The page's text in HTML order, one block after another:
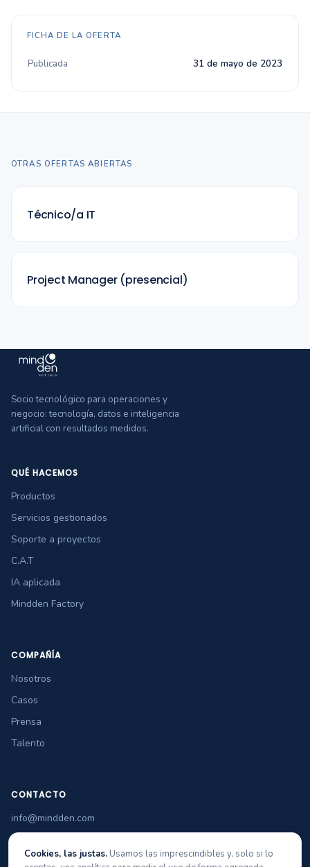
FICHA DE LA OFERTA
Publicada 31 de mayo de 2023
OTRAS OFERTAS ABIERTAS
Técnico/a IT
Project Manager (presencial)
Socio tecnológico para operaciones y
negocio: tecnología, datos e inteligencia
artificial con resultados medidos.
QUÉ HACEMOS
Productos
Servicios gestionados
Soporte a proyectos
C.A.T
IA aplicada
Mindden Factory
COMPAÑÍA
Nosotros
Casos
Prensa
Talento
CONTACTO
info@mindden.com
+34 965 349 770
Cookies, las justas. Usamos las imprescindibles y, solo si lo